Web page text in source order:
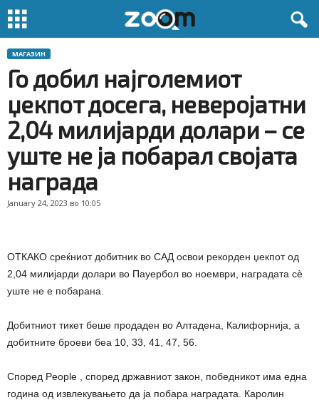
МАГАЗИН
Го добил најголемиот
џекпот досега, неверојатни
2,04 милијарди долари – се
уште не ја побарал својата
награда
January 24, 2023 во 10:05
ОТКАКО среќниот добитник во САД освои рекорден џекпот од
2,04 милијарди долари во Пауербол во ноември, наградата сè
уште не е побарана.
Добитниот тикет беше продаден во Алтадена, Калифорнија, а
добитните броеви беа 10, 33, 41, 47, 56.
Според People , според државниот закон, победникот има една
година од извлекувањето да ја побара наградата. Каролин